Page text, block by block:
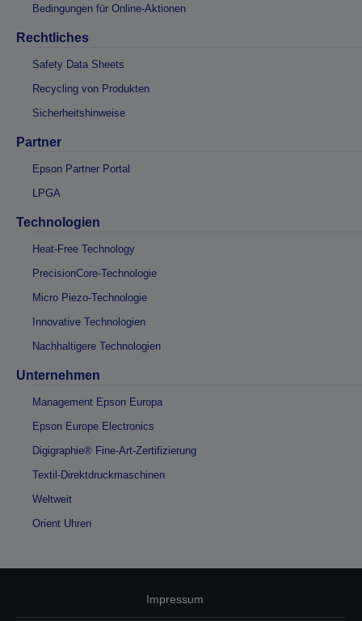
Bedingungen für Online-Aktionen
Rechtliches
Safety Data Sheets
Recycling von Produkten
Sicherheitshinweise
Partner
Epson Partner Portal
LPGA
Technologien
Heat-Free Technology
PrecisionCore-Technologie
Micro Piezo-Technologie
Innovative Technologien
Nachhaltigere Technologien
Unternehmen
Management Epson Europa
Epson Europe Electronics
Digigraphie® Fine-Art-Zertifizierung
Textil-Direktdruckmaschinen
Weltweit
Orient Uhren
Impressum